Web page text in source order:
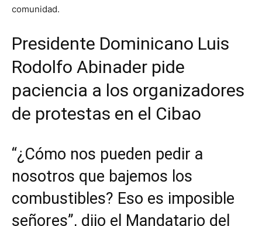
comunidad.
Presidente Dominicano Luis
Rodolfo Abinader pide
paciencia a los organizadores
de protestas en el Cibao
“¿Cómo nos pueden pedir a
nosotros que bajemos los
combustibles? Eso es imposible
señores”, dijo el Mandatario del